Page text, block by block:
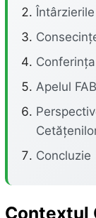
Apelul
Concluzie
Contextul